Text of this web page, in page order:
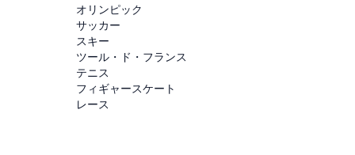
オリンピック
サッカー
スキー
ツール・ド・フランス
テニス
フィギャースケート
レース